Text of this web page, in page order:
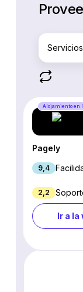
Alojamiento en
Pagely
9,4
2,2
Ir a la